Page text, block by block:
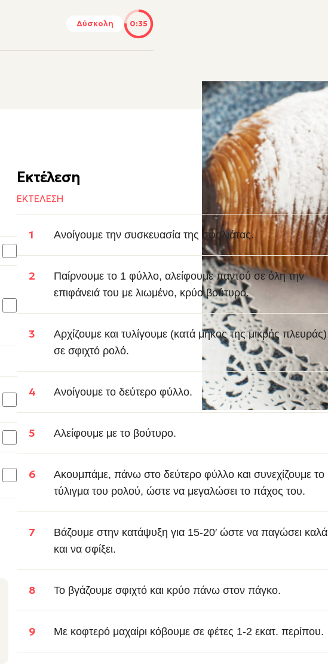
Δύσκολη 0:35
Εκτέλεση
ΕΚΤΕΛΕΣΗ
Ανοίγουμε την συσκευασία της σφολιάτας.
Παίρνουμε το 1 φύλλο, αλείφουμε παντού σε όλη την
επιφάνειά του με λιωμένο, κρύο βούτυρο.
Αρχίζουμε και τυλίγουμε (κατά μήκος της μικρής πλευράς)
σε σφιχτό ρολό.
Ανοίγουμε το δεύτερο φύλλο.
Αλείφουμε με το βούτυρο.
Ακουμπάμε, πάνω στο δεύτερο φύλλο και συνεχίζουμε το
τύλιγμα του ρολού, ώστε να μεγαλώσει το πάχος του.
Βάζουμε στην κατάψυξη για 15-20′ ώστε να παγώσει καλά
και να σφίξει.
Το βγάζουμε σφιχτό και κρύο πάνω στον πάγκο.
Με κοφτερό μαχαίρι κόβουμε σε φέτες 1-2 εκατ. περίπου.